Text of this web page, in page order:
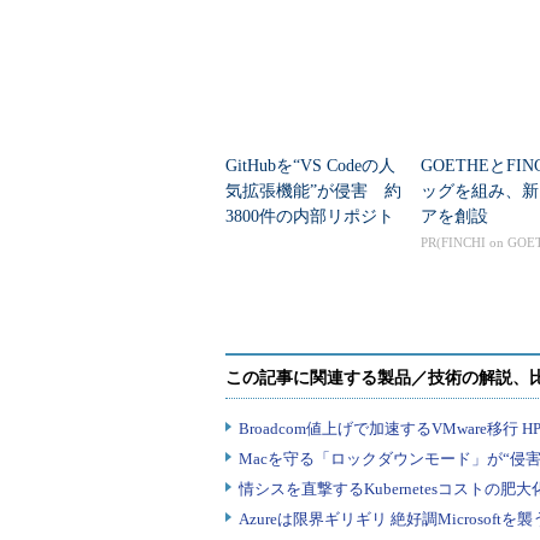
GitHubを“VS Codeの人
気拡張機能”が侵害 約
3800件の内部リポジト
GOETHEと
ッグを組み、
アを創設
PR(FINCHI on